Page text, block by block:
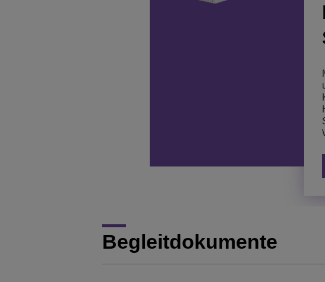
Begleitdokumente